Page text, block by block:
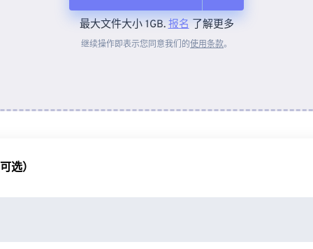
从设备
最大文件大小 1GB.报名了解更多
继续操作即表示您同意我们的使用条款。
选）